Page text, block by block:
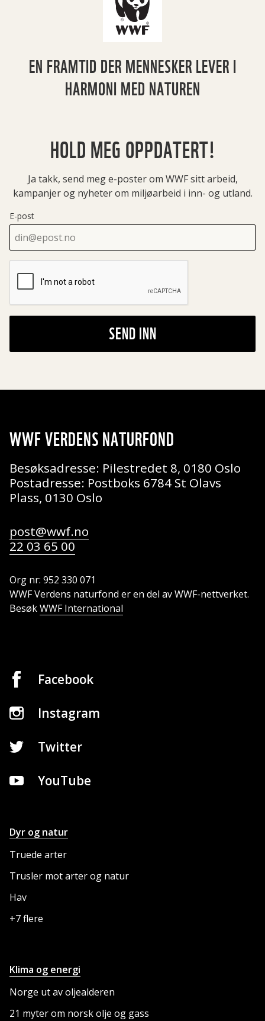
EN FRAMTID DER MENNESKER LEVER I
HARMONI MED NATUREN
HOLD MEG OPPDATERT!
Ja takk, send meg e-poster om WWF sitt arbeid,
kampanjer og nyheter om miljøarbeid i inn- og utland.
E-post
SEND INN
WWF VERDENS NATURFOND
Besøksadresse: Pilestredet 8, 0180 Oslo
Postadresse: Postboks 6784 St Olavs
Plass, 0130 Oslo
post@wwf.no
22 03 65 00
Org nr: 952 330 071
WWF Verdens naturfond er en del av WWF-nettverket.
BesøkWWF International
Facebook
Instagram
Twitter
YouTube
NETTSTEDET
Dyr og natur
Truede arter
Trusler mot arter og natur
Hav
+7 flere
Klima og energi
Norge ut av oljealderen
21 myter om norsk olje og gass